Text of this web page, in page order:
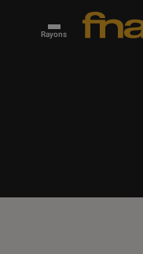
Rayons